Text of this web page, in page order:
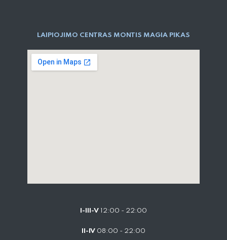
LAIPIOJIMO CENTRAS MONTIS MAGIA PIKAS
I-III-V 12:00 - 22:00
II-IV 08:00 - 22:00